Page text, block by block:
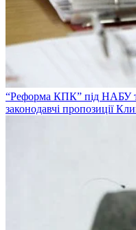
“Реформа КПК” під НАБУ
законодавчі пропозиції